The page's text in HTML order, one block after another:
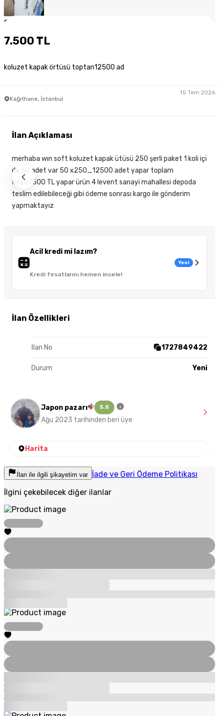
1
7.500 TL
koluzet kapak örtüsü toptan12500 ad
Kağıthane, İstanbul
15 Tem 2026
Acil kredi mi lazım?
Kredi fırsatlarını hemen incele!
Yeni
İlan Özellikleri
İlan No 1727849422
Durum Yeni
İlan Açıklaması
merhaba wın soft koluzet kapak ütüsü 250 şerli paket 1 koli içi
de 50 adet var 50 x250_12500 adet yapar toplam
fiyatı7500 TL yapar ürün 4 levent sanayi mahallesi depoda
teslim edilebileceği gibi ödeme sonrası kargo ile gönderim
yapmaktayız
Japon pazarı 5.0
Ağu 2023 tarihinden beri üye
Harita
İlan ile ilgili şikayetim var İade ve Geri Ödeme Politikası
İlgini çekebilecek diğer ilanlar